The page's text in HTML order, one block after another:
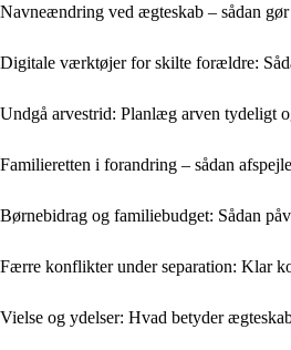
Navneændring ved ægteskab – sådan
Digitale værktøjer for skilte forældre:
Undgå arvestrid: Planlæg arven tydeligt
Familieretten i forandring – sådan
Børnebidrag og familiebudget: Sådan
Færre konflikter under separation: Klar
Vielse og ydelser: Hvad betyder